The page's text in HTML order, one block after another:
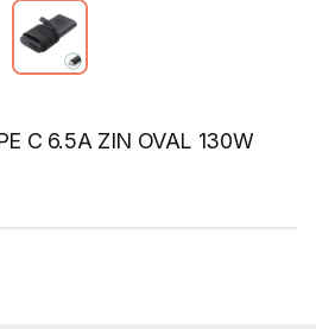
C 6.5A ZIN OVAL 130W